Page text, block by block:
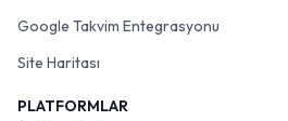
Google Takvim Entegrasyonu
Site Haritası
PLATFORMLAR